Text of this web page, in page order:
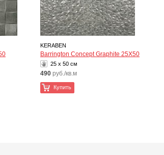
KERABEN
Barrington Concept Graphite 25X50
25 x 50 см
490 руб./кв.м
Купить